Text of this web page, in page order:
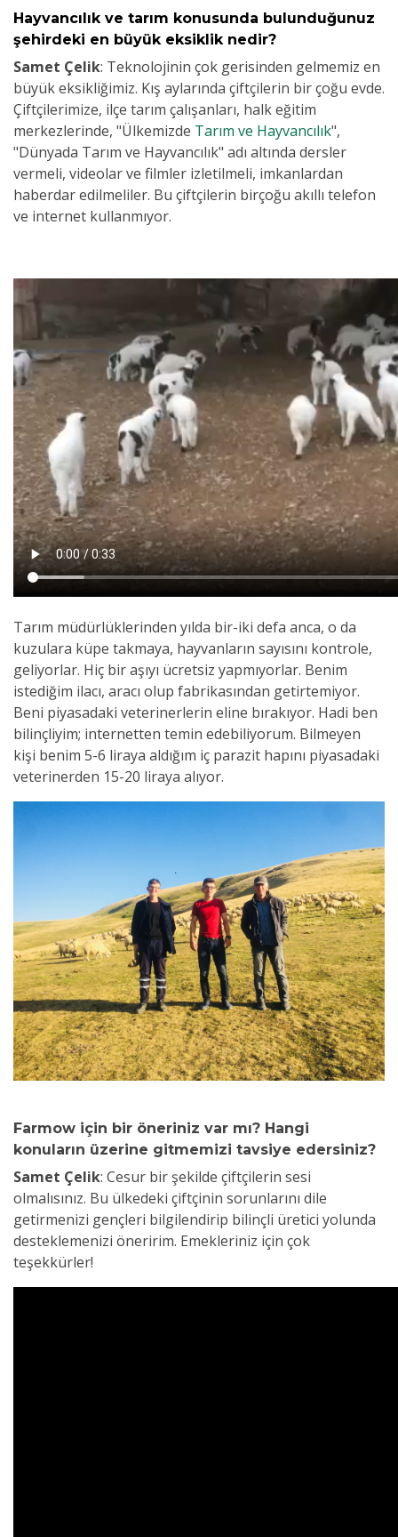
Hayvancılık ve tarım konusunda bulunduğunuz
şehirdeki en büyük eksiklik nedir?
Samet Çelik: Teknolojinin çok gerisinden gelmemiz en
büyük eksikliğimiz. Kış aylarında çiftçilerin bir çoğu evde.
Çiftçilerimize, ilçe tarım çalışanları, halk eğitim
merkezlerinde, "Ülkemizde Tarım ve Hayvancılık",
"Dünyada Tarım ve Hayvancılık" adı altında dersler
vermeli, videolar ve filmler izletilmeli, imkanlardan
haberdar edilmeliler. Bu çiftçilerin birçoğu akıllı telefon
ve internet kullanmıyor.
Tarım müdürlüklerinden yılda bir-iki defa anca, o da
kuzulara küpe takmaya, hayvanların sayısını kontrole,
geliyorlar. Hiç bir aşıyı ücretsiz yapmıyorlar. Benim
istediğim ilacı, aracı olup fabrikasından getirtemiyor.
Beni piyasadaki veterinerlerin eline bırakıyor. Hadi ben
bilinçliyim; internetten temin edebiliyorum. Bilmeyen
kişi benim 5-6 liraya aldığım iç parazit hapını piyasadaki
veterinerden 15-20 liraya alıyor.
Farmow için bir öneriniz var mı? Hangi
konuların üzerine gitmemizi tavsiye edersiniz?
Samet Çelik: Cesur bir şekilde çiftçilerin sesi
olmalısınız. Bu ülkedeki çiftçinin sorunlarını dile
getirmenizi gençleri bilgilendirip bilinçli üretici yolunda
desteklemenizi öneririm. Emekleriniz için çok
teşekkürler!